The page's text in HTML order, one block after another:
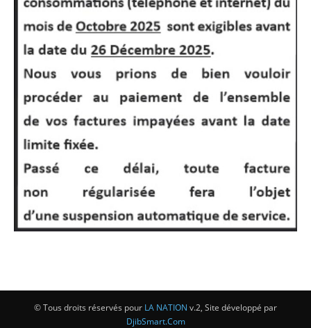
© Tous droits réservés pour LA NATION v.2, Site développé par
DjibSmart.Com